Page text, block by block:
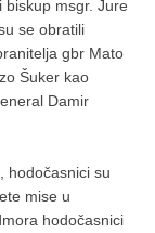
msgr. Jure
se obratili
gbr Mato
Šuker kao
Damir
hodočasnici su
mise u
hodočasnici